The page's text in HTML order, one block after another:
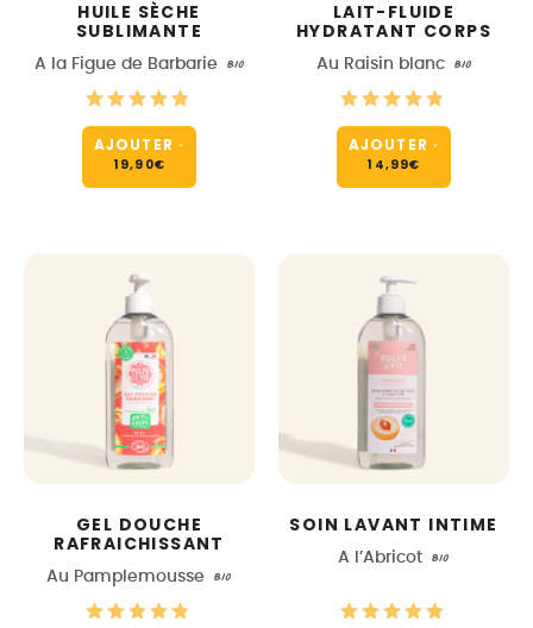
HUILE SÈCHE
SUBLIMANTE
A la Figue de Barbarie BIO
AJOUTER ·
19,90€
LAIT-FLUIDE
HYDRATANT CORPS
Au Raisin blanc BIO
AJOUTER ·
14,99€
GEL DOUCHE
RAFRAICHISSANT
Au Pamplemousse BIO
SOIN LAVANT INTIME
A l’Abricot BIO